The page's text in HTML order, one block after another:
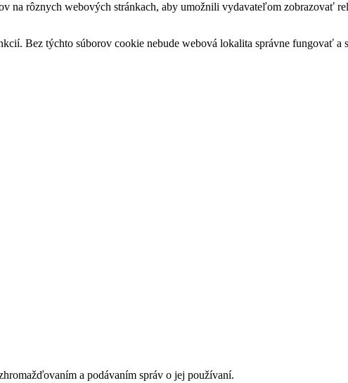
na rôznych webových stránkach, aby umožnili vydavateľom zobrazovať
Bez týchto súborov cookie nebude webová lokalita správne fungovať a
a podávaním správ o jej používaní.